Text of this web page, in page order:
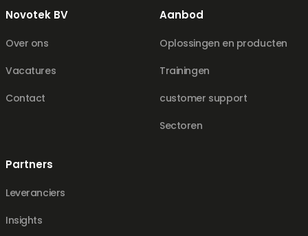
Novotek BV
Over ons
Vacatures
Contact
Aanbod
Oplossingen en producten
Trainingen
customer support
Sectoren
Partners
Leveranciers
Insights